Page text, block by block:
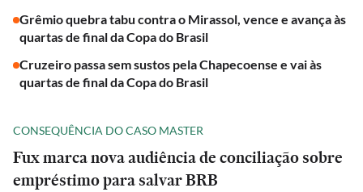
Grêmio quebra tabu contra o Mirassol, vence e avança às
quartas de final da Copa do Brasil
Cruzeiro passa sem sustos pela Chapecoense e vai às
quartas de final da Copa do Brasil
CONSEQUÊNCIA DO CASO MASTER
Fux marca nova audiência de conciliação sobre
empréstimo para salvar BRB